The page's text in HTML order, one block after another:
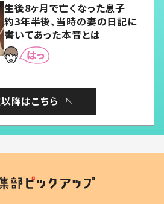
生後8ヶ月で亡くなった息子
約3年半後、当時の妻の日記に
書いてあった本音とは
降はこちら